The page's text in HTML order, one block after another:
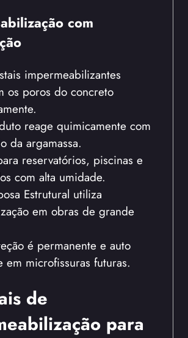
com
impermeabilizantes
os poros do concreto
reage quimicamente com
da argamassa.
reservatórios, piscinas e
com alta umidade.
Estrutural utiliza
em obras de grande
é permanente e auto
em microfissuras futuras.
de
para